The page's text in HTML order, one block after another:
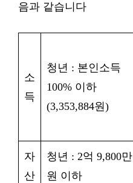
음과 같습니다
소
득
청년 : 본인소득
100% 이하
(3,353,884원)
자
산
청년 : 2억 9,800만
원 이하